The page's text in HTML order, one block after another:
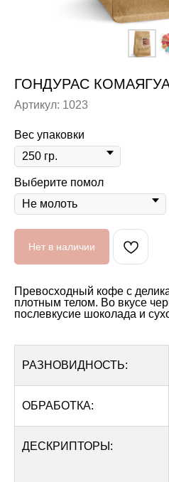
ГОНДУРАС
Артикул: 1023
Вес упаковки
Выберите помол
Нет в наличии
Превосходный кофе с
плотным телом. Во вкусе
послевкусие шоколада и
РАЗНОВИДНОСТЬ:
ОБРАБОТКА:
ДЕСКРИПТОРЫ: